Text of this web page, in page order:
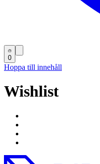
0
Hoppa till innehåll
Wishlist